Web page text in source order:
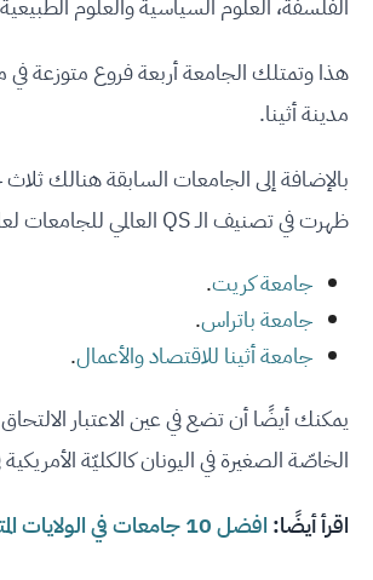
هذا وتمتلك الجامعة أربعة فروع متوزعة
مدينة أثينا.
بالإضافة إلى الجامعات السابقة هنالك
ظهرت في تصنيف الـ QS العالمي للجامعات لعام 2026 تشمل:
جامعة كريت.
جامعة باتراس.
جامعة أثينا للاقتصاد والأعمال.
يمكنك أيضًا أن تضع في عين الاعتبار
الخاصّة الصغيرة في اليونان كالكليّة الأمريكية
اقرأ أيضًا: افضل 10 جامعات في الولايات المتحدة